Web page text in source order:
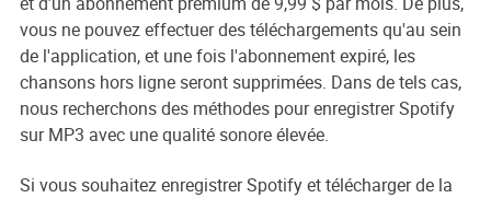
vous ne pouvez effectuer des téléchargements qu'au sein
de l'application, et une fois l'abonnement expiré, les
chansons hors ligne seront supprimées. Dans de tels cas,
nous recherchons des méthodes pour enregistrer Spotify
sur MP3 avec une qualité sonore élevée.
Si vous souhaitez enregistrer Spotify et télécharger de la